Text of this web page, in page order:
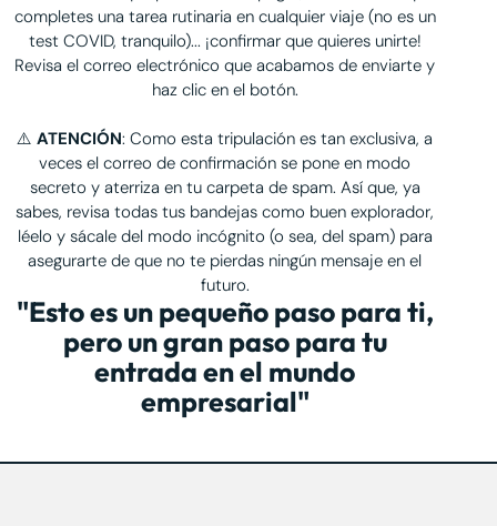
completes una tarea rutinaria en cualquier viaje (no es un
test COVID, tranquilo)... ¡confirmar que quieres unirte!
Revisa el correo electrónico que acabamos de enviarte y
haz clic en el botón.
⚠️ATENCIÓN: Como esta tripulación es tan exclusiva, a
veces el correo de confirmación se pone en modo
secreto y aterriza en tu carpeta de spam. Así que, ya
sabes, revisa todas tus bandejas como buen explorador,
léelo y sácale del modo incógnito (o sea, del spam) para
asegurarte de que no te pierdas ningún mensaje en el
futuro.
"Esto es un pequeño paso para ti,
pero un gran paso para tu
entrada en el mundo
empresarial"